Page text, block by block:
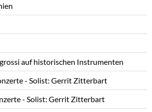
auf historischen Instrumenten
- Solist: Gerrit Zitterbart
- Solist: Gerrit Zitterbart